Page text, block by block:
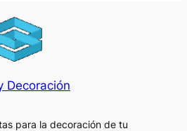
Decoración
para la decoración de tu